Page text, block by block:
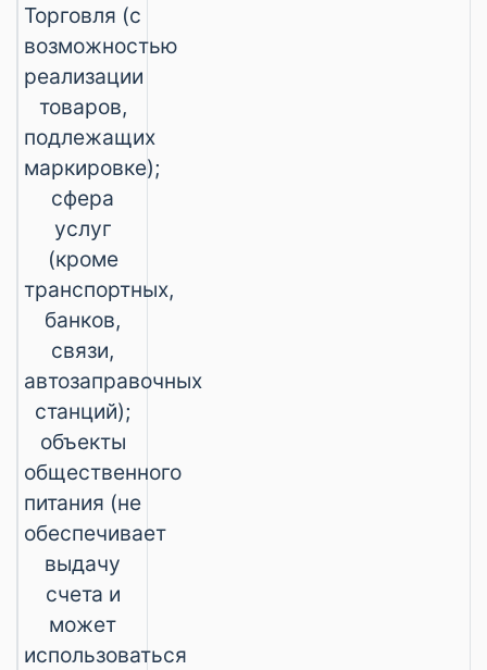
Торговля (с
возможностью
реализации
товаров,
подлежащих
маркировке);
сфера
услуг
(кроме
транспортных,
банков,
связи,
автозаправочных
станций);
объекты
общественного
питания (не
обеспечивает
выдачу
счета и
может
использоваться